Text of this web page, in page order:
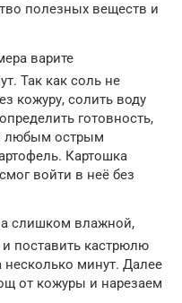
полезных веществ и
варите
Так как соль не
кожуру, солить воду
готовность,
любым острым
Картошка
войти в неё без
слишком влажной,
поставить кастрюлю
минут. Далее
от кожуры и нарезаем